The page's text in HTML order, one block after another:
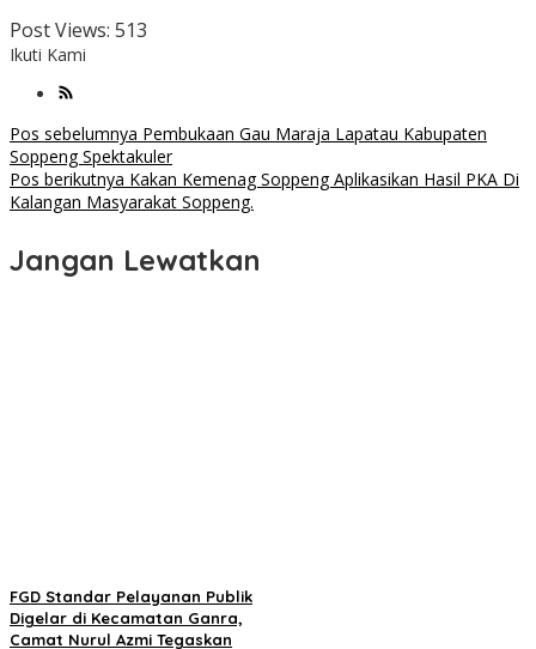
Post Views: 513
Ikuti Kami
Navigasi
pos
Pos sebelumnya Pembukaan Gau Maraja Lapatau Kabupaten
Soppeng Spektakuler
Pos berikutnya Kakan Kemenag Soppeng Aplikasikan Hasil PKA Di
Kalangan Masyarakat Soppeng.
Jangan Lewatkan
FGD Standar Pelayanan Publik
Digelar di Kecamatan Ganra,
Camat Nurul Azmi Tegaskan